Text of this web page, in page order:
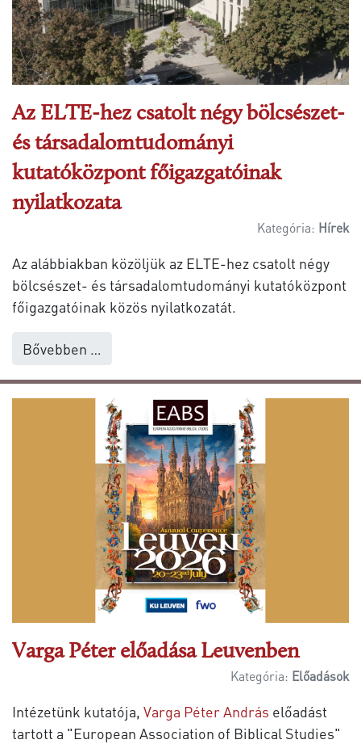
Az ELTE-hez csatolt négy bölcsészet-
és társadalomtudományi
kutatóközpont főigazgatóinak
nyilatkozata
Kategória: Hírek
Az alábbiakban közöljük az ELTE-hez csatolt négy
bölcsészet- és társadalomtudományi kutatóközpont
főigazgatóinak közös nyilatkozatát.
Bővebben …
Varga Péter előadása Leuvenben
Kategória: Előadások
Intézetünk kutatója, Varga Péter András előadást
tartott a "European Association of Biblical Studies"